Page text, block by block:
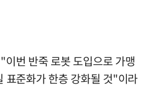
번 반죽 로봇 도입으로 가맹
표준화가 한층 강화될 것"이라